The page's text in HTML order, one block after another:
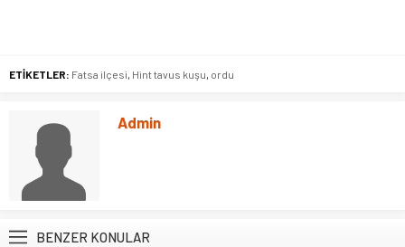
ETİKETLER: Fatsa ilçesi, Hint tavus kuşu, ordu
Admin
BENZER KONULAR